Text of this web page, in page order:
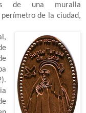
de una muralla
de la ciudad,
).